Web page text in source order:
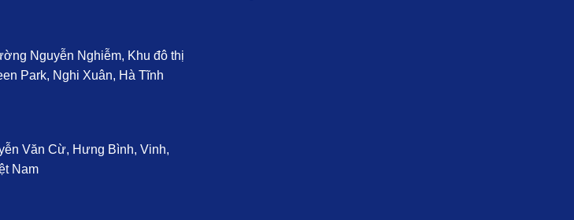
Nguyễn Nghiễm, Khu đô thị
Park, Nghi Xuân, Hà Tĩnh
Văn Cừ, Hưng Bình, Vinh,
Nam